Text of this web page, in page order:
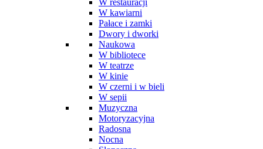
W restauracji
W kawiarni
Pałace i zamki
Dwory i dworki
Naukowa
W bibliotece
W teatrze
W kinie
W czerni i w bieli
W sepii
Muzyczna
Motoryzacyjna
Radosna
Nocna